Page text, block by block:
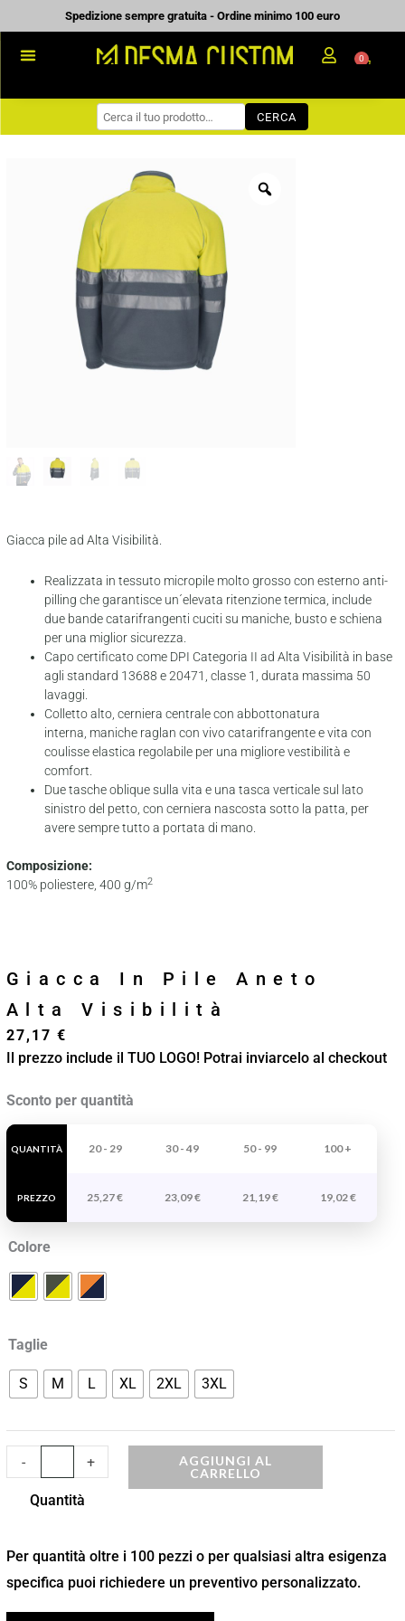
al
contenuto
Spedizione sempre gratuita - Ordine minimo 100 euro
WORKWEAR
PREVENTIVI
CHI SIAMO
CONTATTI
0
CERCA
Giacca pile ad Alta Visibilità.
Realizzata in tessuto micropile molto grosso con esterno anti-
pilling che garantisce un´elevata ritenzione termica, include
due bande catarifrangenti cuciti su maniche, busto e schiena
per una miglior sicurezza.
Capo certificato come DPI Categoria II ad Alta Visibilità in base
agli standard 13688 e 20471, classe 1, durata massima 50
lavaggi.
Colletto alto, cerniera centrale con abbottonatura
interna, maniche raglan con vivo catarifrangente e vita con
coulisse elastica regolabile per una migliore vestibilità e
comfort.
Due tasche oblique sulla vita e una tasca verticale sul lato
sinistro del petto, con cerniera nascosta sotto la patta, per
avere sempre tutto a portata di mano.
Composizione:
100% poliestere, 400 g/m2
Giacca In Pile Aneto
Alta Visibilità
27,17 €
Il prezzo include il TUO LOGO! Potrai inviarcelo al checkout
Sconto per quantità
QUANTITÀ
PREZZO
20 - 29 30 - 49 50 - 99 100 +
25,27€ 23,09€ 21,19€ 19,02€
Colore
Taglie
S M L XL 2XL 3XL
-
Giacca
In
Pile
Alta
Visibilità
quantità
+
AGGIUNGI AL
CARRELLO
Quantità
Per quantità oltre i 100 pezzi o per qualsiasi altra esigenza
specifica puoi richiedere un preventivo personalizzato.